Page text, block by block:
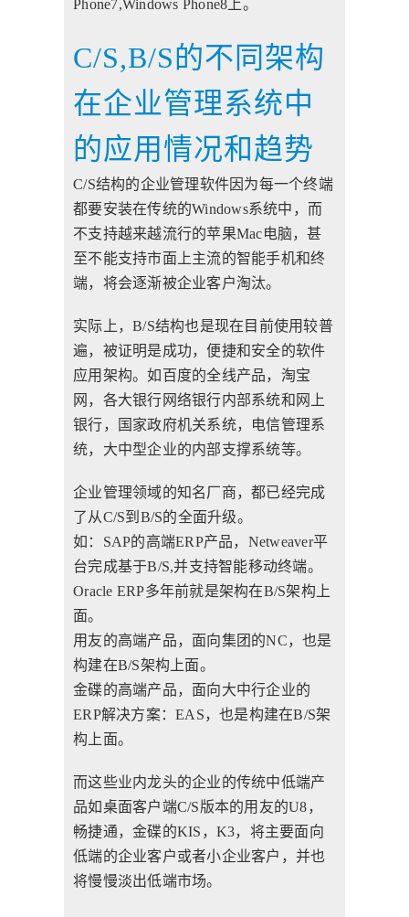
Phone7,Windows Phone8上。
C/S,B/S的不同架构
在企业管理系统中
的应用情况和趋势
C/S结构的企业管理软件因为每一个终端
都要安装在传统的Windows系统中，而
不支持越来越流行的苹果Mac电脑，甚
至不能支持市面上主流的智能手机和终
端，将会逐渐被企业客户淘汰。
实际上，B/S结构也是现在目前使用较普
遍，被证明是成功，便捷和安全的软件
应用架构。如百度的全线产品，淘宝
网，各大银行网络银行内部系统和网上
银行，国家政府机关系统，电信管理系
统，大中型企业的内部支撑系统等。
企业管理领域的知名厂商，都已经完成
了从C/S到B/S的全面升级。
如：SAP的高端ERP产品，Netweaver平
台完成基于B/S,并支持智能移动终端。
Oracle ERP多年前就是架构在B/S架构上
面。
用友的高端产品，面向集团的NC，也是
构建在B/S架构上面。
金碟的高端产品，面向大中行企业的
ERP解决方案：EAS，也是构建在B/S架
构上面。
而这些业内龙头的企业的传统中低端产
品如桌面客户端C/S版本的用友的U8，
畅捷通，金碟的KIS，K3，将主要面向
低端的企业客户或者小企业客户，并也
将慢慢淡出低端市场。